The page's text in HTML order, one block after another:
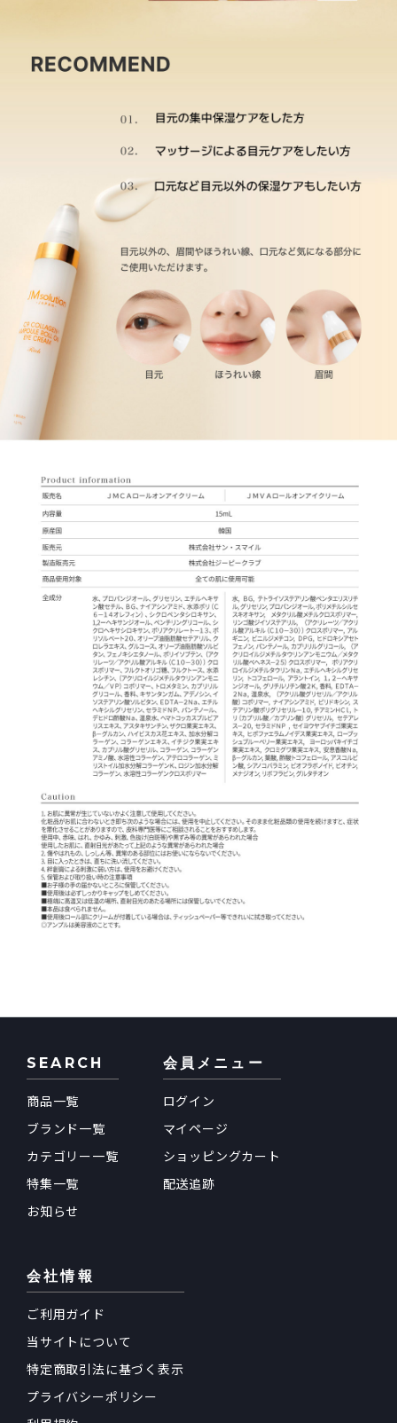
SEARCH
商品一覧
ブランド一覧
カテゴリー一覧
特集一覧
お知らせ
会員メニュー
ログイン
マイページ
ショッピングカート
配送追跡
会社情報
ご利用ガイド
当サイトについて
特定商取引法に基づく表示
プライバシーポリシー